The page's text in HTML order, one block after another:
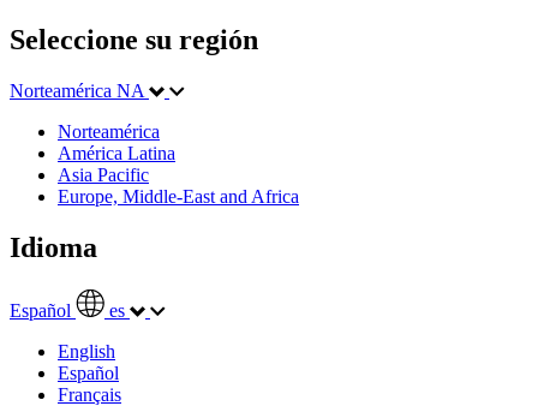
Seleccione su región
Norteamérica NA
Norteamérica
América Latina
Asia Pacific
Europe, Middle-East and Africa
Idioma
Español
es
English
Español
Français